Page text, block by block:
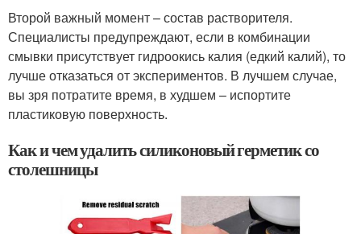
Второй важный момент – состав растворителя.
Специалисты предупреждают, если в комбинации
смывки присутствует гидроокись калия (едкий калий), то
лучше отказаться от экспериментов. В лучшем случае,
вы зря потратите время, в худшем – испортите
пластиковую поверхность.
Как и чем удалить силиконовый герметик со
столешницы